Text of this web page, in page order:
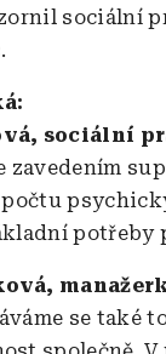
sociální
sociální
zavedením
potřeby
se také